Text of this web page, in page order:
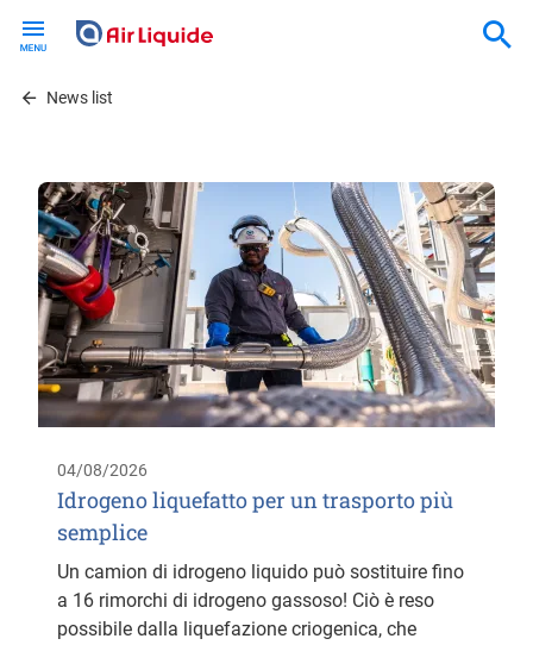
contentNews list
04/08/2026
Idrogeno liquefatto per un trasporto più
semplice
Un camion di idrogeno liquido può sostituire fino
a 16 rimorchi di idrogeno gassoso! Ciò è reso
possibile dalla liquefazione criogenica, che